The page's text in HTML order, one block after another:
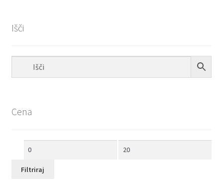
Išči
Cena
Min
Max
Filtriraj